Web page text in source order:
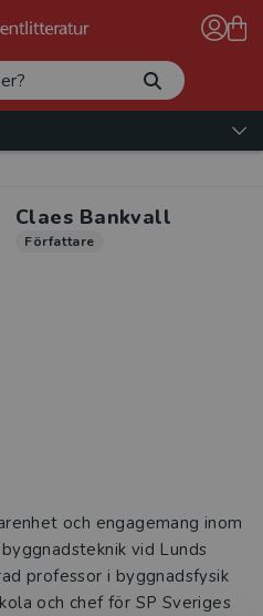
Claes Bankvall
Författare
och engagemang inom
vid Lunds
professor i byggnadsfysik
och chef för SP Sveriges